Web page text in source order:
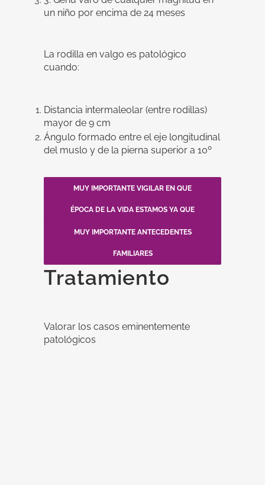
un niño por encima de 24 meses
La rodilla en valgo es patológico
cuando:
Distancia intermaleolar (entre rodillas)
mayor de 9 cm
Ángulo formado entre el eje longitudinal
del muslo y de la pierna superior a 10º
MUY IMPORTANTE VIGILAR EN QUE
ÉPOCA DE LA VIDA ESTAMOS YA QUE
SEGÚN EN QUE ÉPOCA ESTAMOS
PUEDEN SER NORMALES
MUY IMPORTANTE ANTECEDENTES
FAMILIARES
Tratamiento
Valorar los casos eminentemente
patológicos